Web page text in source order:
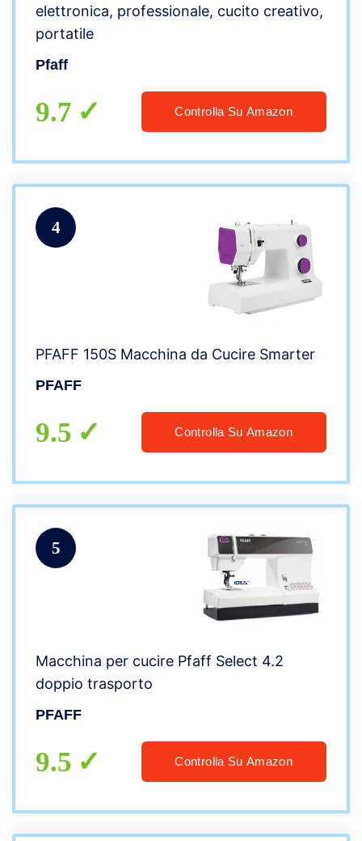
elettronica, professionale, cucito creativo,
portatile
Pfaff
9.7 Controlla Su Amazon
4
PFAFF 150S Macchina da Cucire Smarter
PFAFF
9.5 Controlla Su Amazon
5
Macchina per cucire Pfaff Select 4.2
doppio trasporto
PFAFF
9.5 Controlla Su Amazon